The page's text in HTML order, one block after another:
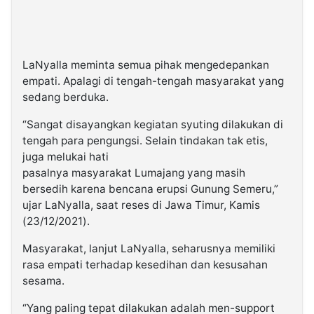
LaNyalla meminta semua pihak mengedepankan
empati. Apalagi di tengah-tengah masyarakat yang
sedang berduka.
“Sangat disayangkan kegiatan syuting dilakukan di
tengah para pengungsi. Selain tindakan tak etis,
juga melukai hati
pasalnya masyarakat Lumajang yang masih
bersedih karena bencana erupsi Gunung Semeru,”
ujar LaNyalla, saat reses di Jawa Timur, Kamis
(23/12/2021).
Masyarakat, lanjut LaNyalla, seharusnya memiliki
rasa empati terhadap kesedihan dan kesusahan
sesama.
“Yang paling tepat dilakukan adalah men-support